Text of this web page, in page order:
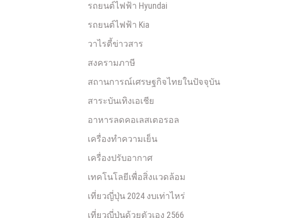
รถยนต์ไฟฟ้า Hyundai
รถยนต์ไฟฟ้า Kia
วาไรตี้ข่าวสาร
สงครามภาษี
สถานการณ์เศรษฐกิจไทยในปัจจุบัน
สาระบันเทิงเอเชีย
อาหารลดคอเลสเตอรอล
เครื่องทำความเย็น
เครื่องปรับอากาศ
เทคโนโลยีเพื่อสิ่งแวดล้อม
เที่ยวญี่ปุ่น 2024 งบเท่าไหร่
เที่ยวญี่ปุ่นด้วยตัวเอง 2566